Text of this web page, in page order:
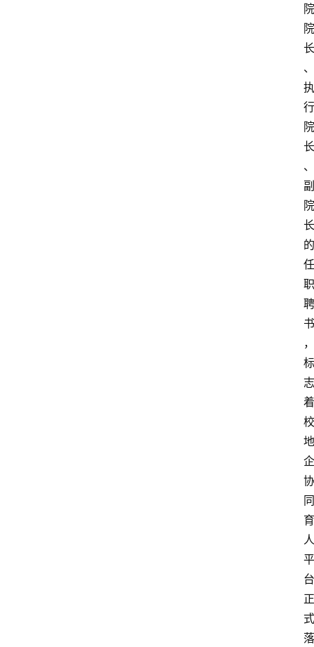
院
院
长
、
执
行
院
长
、
副
院
长
的
任
职
聘
书
，
标
志
着
校
地
企
协
同
育
人
平
台
正
式
落